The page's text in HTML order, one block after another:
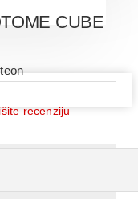
CUBE
recenziju